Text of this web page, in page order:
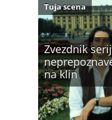
Zvezdnik
na klin
Tuja scena